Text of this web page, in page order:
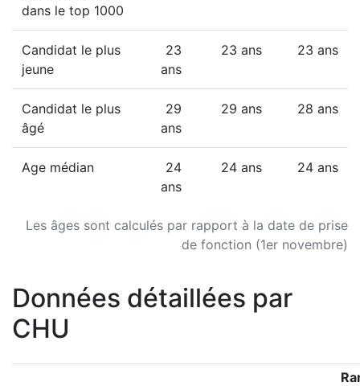
Les âges sont calculés par rapport à la date de prise
de fonction (1er novembre)
dans le top 1000
Candidat le plus
jeune
23
ans
23 ans 23 ans
Candidat le plus
âgé
29
ans
29 ans 28 ans
Age médian
24
ans
24 ans 24 ans
Données détaillées par
CHU